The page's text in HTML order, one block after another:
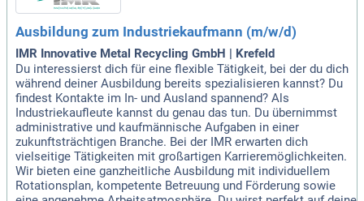
Ausbildung zum Industriekaufmann (m/w/d)
IMR Innovative Metal Recycling GmbH | Krefeld
Du interessierst dich für eine flexible Tätigkeit, bei der du dich
während deiner Ausbildung bereits spezialisieren kannst? Du
findest Kontakte im In- und Ausland spannend? Als
Industriekaufleute kannst du genau das tun. Du übernimmst
administrative und kaufmännische Aufgaben in einer
zukunftsträchtigen Branche. Bei der IMR erwarten dich
vielseitige Tätigkeiten mit großartigen Karrieremöglichkeiten.
Wir bieten eine ganzheitliche Ausbildung mit individuellem
Rotationsplan, kompetente Betreuung und Förderung sowie